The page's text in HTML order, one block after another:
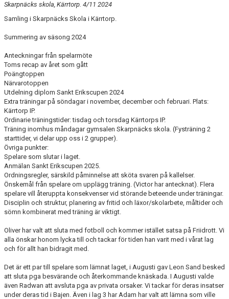
Skarpnäcks skola, Kärrtorp. 4/11 2024
Samling i Skarpnäcks Skola i Kärrtorp.
Summering av säsong 2024
Anteckningar från spelarmöte
Toms recap av året som gått
Poängtoppen
Närvarotoppen
Utdelning diplom Sankt Erikscupen 2024
Extra träningar på söndagar i november, december och februari. Plats:
Kärrtorp IP.
Ordinarie träningstider: tisdag och torsdag Kärrtorps IP.
Träning inomhus måndagar gymsalen Skarpnäcks skola. (Fysträning 2
starttider, vi delar upp oss i 2 grupper).
Övriga punkter:
Spelare som slutar i laget.
Anmälan Sankt Erikscupen 2025.
Ordningsregler, särskild påminnelse att sköta svaren på kallelser.
Önskemål från spelare om upplägg träning. (Victor har antecknat). Flera
spelare vill återuppta konsekvenser vid störande beteende under träningar.
Disciplin och struktur, planering av fritid och läxor/skolarbete, måltider och
sömn kombinerat med träning är viktigt.
Oliver har valt att sluta med fotboll och kommer istället satsa på Friidrott. Vi
alla önskar honom lycka till och tackar för tiden han varit med i vårat lag
och för allt han bidragit med.
Det är ett par till spelare som lämnat laget, i Augusti gav Leon Sand besked
att sluta pga besvärande och återkommande knäskada. I Augusti valde
även Radwan att avsluta pga av privata orsaker. Vi tackar för deras insatser
under deras tid i Bajen. Även i lag 3 har Adam har valt att lämna som ville